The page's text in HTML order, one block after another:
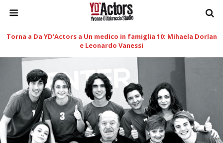
Torna a Da YD’Actors a Un medico in famiglia 10: Mihaela Dorlan
e Leonardo Vanessi